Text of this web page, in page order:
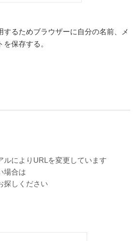
するためブラウザーに自分の名前、メ
保存する。
ルによりURLを変更しています
場合は
探しください